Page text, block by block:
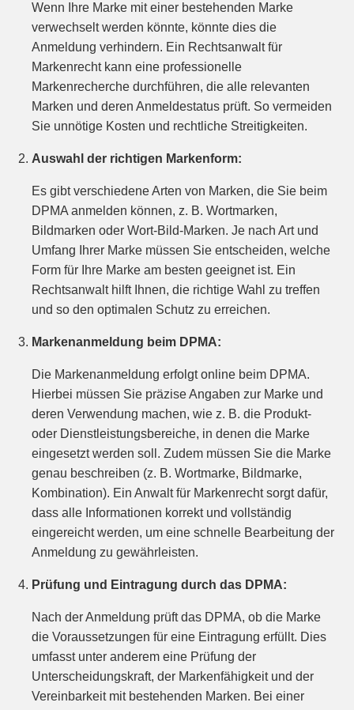
Wenn Ihre Marke mit einer bestehenden Marke
verwechselt werden könnte, könnte dies die
Anmeldung verhindern. Ein Rechtsanwalt für
Markenrecht kann eine professionelle
Markenrecherche durchführen, die alle relevanten
Marken und deren Anmeldestatus prüft. So vermeiden
Sie unnötige Kosten und rechtliche Streitigkeiten.
Auswahl der richtigen Markenform:
Es gibt verschiedene Arten von Marken, die Sie beim
DPMA anmelden können, z. B. Wortmarken,
Bildmarken oder Wort-Bild-Marken. Je nach Art und
Umfang Ihrer Marke müssen Sie entscheiden, welche
Form für Ihre Marke am besten geeignet ist. Ein
Rechtsanwalt hilft Ihnen, die richtige Wahl zu treffen
und so den optimalen Schutz zu erreichen.
Markenanmeldung beim DPMA:
Die Markenanmeldung erfolgt online beim DPMA.
Hierbei müssen Sie präzise Angaben zur Marke und
deren Verwendung machen, wie z. B. die Produkt-
oder Dienstleistungsbereiche, in denen die Marke
eingesetzt werden soll. Zudem müssen Sie die Marke
genau beschreiben (z. B. Wortmarke, Bildmarke,
Kombination). Ein Anwalt für Markenrecht sorgt dafür,
dass alle Informationen korrekt und vollständig
eingereicht werden, um eine schnelle Bearbeitung der
Anmeldung zu gewährleisten.
Prüfung und Eintragung durch das DPMA:
Nach der Anmeldung prüft das DPMA, ob die Marke
die Voraussetzungen für eine Eintragung erfüllt. Dies
umfasst unter anderem eine Prüfung der
Unterscheidungskraft, der Markenfähigkeit und der
Vereinbarkeit mit bestehenden Marken. Bei einer